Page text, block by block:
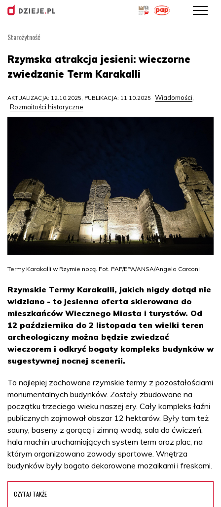
treści
Starożytność
Rzymska atrakcja jesieni: wieczorne
zwiedzanie Term Karakalli
AKTUALIZACJA: 12.10.2025, PUBLIKACJA: 11.10.2025 Wiadomości,
Rozmaitości historyczne
Termy Karakalli w Rzymie nocą. Fot. PAP/EPA/ANSA/Angelo Carconi
Rzymskie Termy Karakalli, jakich nigdy dotąd nie
widziano - to jesienna oferta skierowana do
mieszkańców Wiecznego Miasta i turystów. Od
12 października do 2 listopada ten wielki teren
archeologiczny można będzie zwiedzać
wieczorem i odkryć bogaty kompleks budynków w
sugestywnej nocnej scenerii.
To najlepiej zachowane rzymskie termy z pozostałościami
monumentalnych budynków. Zostały zbudowane na
początku trzeciego wieku naszej ery. Cały kompleks łaźni
publicznych zajmował obszar 12 hektarów. Były tam też
sauny, baseny z gorącą i zimną wodą, sala do ćwiczeń,
hala machin uruchamiających system term oraz plac, na
którym organizowano zawody sportowe. Wnętrza
budynków były bogato dekorowane mozaikami i freskami.
CZYTAJ TAKŻE